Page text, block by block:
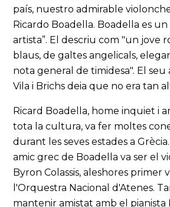
país, nuestro admirable
Ricardo Boadella. Boadella es un
artista”. El descriu com "un jove
blaus, de galtes angelicals,
nota general de timidesa". El seu
Vila i Brichs deia que no era tan
Ricard Boadella, home inquiet i
tota la cultura, va fer moltes
durant les seves estades a
amic grec de Boadella va ser el
Byron Colassis, aleshores primer
l'Orquestra Nacional d'Atenes.
mantenir amistat amb el pianista